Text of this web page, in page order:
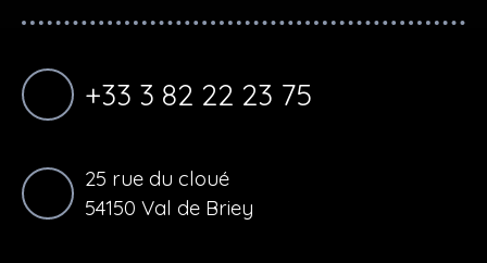
+33 3 82 22 23 75
25 rue du cloué
54150 Val de Briey